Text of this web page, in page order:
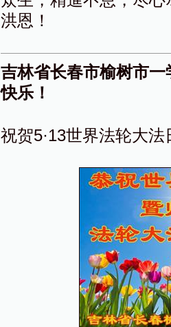
洪恩！
吉林省长春市榆树市
快乐！
祝贺5·13世界法轮大法